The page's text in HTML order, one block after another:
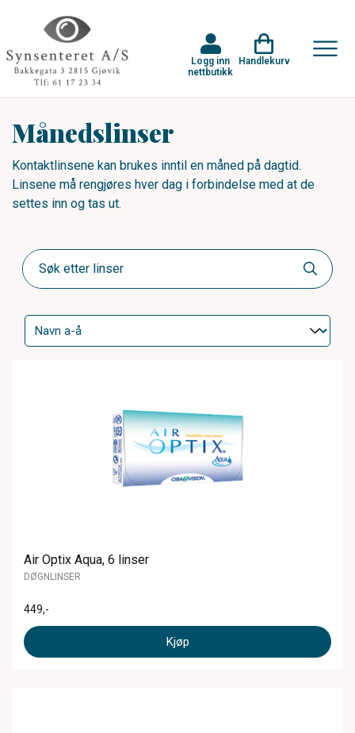
Logg inn
nettbutikk
Handlekurv
Månedslinser
Kontaktlinsene kan brukes inntil en måned på dagtid.
Linsene må rengjøres hver dag i forbindelse med at de
settes inn og tas ut.
Air Optix Aqua, 6 linser
DØGNLINSER
449,-
Kjøp